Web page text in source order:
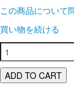
この商品について
買い物を続ける
ADD TO CART